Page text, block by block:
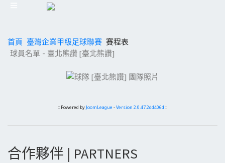
首頁 臺灣企業甲級足球聯賽 賽程表
球員名單 - 臺北熊讚 [臺北熊讚]
:: Powered by JoomLeague -Version 2.0.47.2dd406d ::
合作夥伴 | PARTNERS